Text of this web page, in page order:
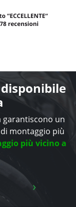
un
montaggio più
più vicino a
›